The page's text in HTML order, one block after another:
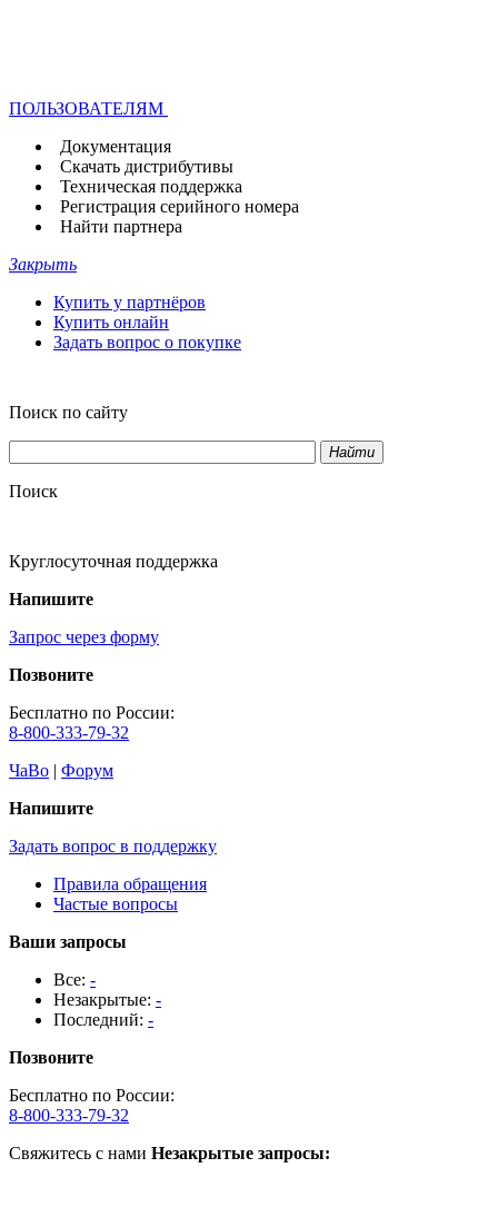
ПОЛЬЗОВАТЕЛЯМ
Документация
Скачать дистрибутивы
Техническая поддержка
Регистрация серийного номера
Найти партнера
Закрыть
Купить у партнёров
Купить онлайн
Задать вопрос о покупке
Поиск по сайту
Найти
Поиск
Круглосуточная поддержка
Напишите
Запрос через форму
Позвоните
Бесплатно по России:
8-800-333-79-32
ЧаВо | Форум
Напишите
Задать вопрос в поддержку
Правила обращения
Частые вопросы
Ваши запросы
Все: -
Незакрытые: -
Последний: -
Позвоните
Бесплатно по России:
8-800-333-79-32
Свяжитесь с нами Незакрытые запросы: